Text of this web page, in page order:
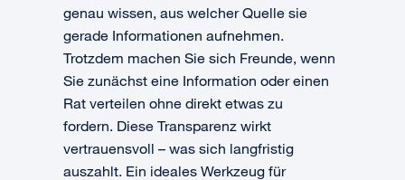
genau wissen, aus welcher Quelle sie
gerade Informationen aufnehmen.
Trotzdem machen Sie sich Freunde, wenn
Sie zunächst eine Information oder einen
Rat verteilen ohne direkt etwas zu
fordern. Diese Transparenz wirkt
vertrauensvoll – was sich langfristig
auszahlt. Ein ideales Werkzeug für